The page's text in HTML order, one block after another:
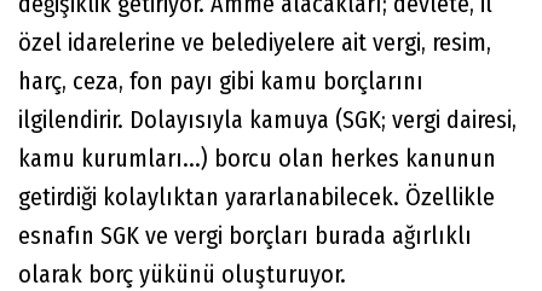
özel idarelerine ve belediyelere ait vergi, resim,
harç, ceza, fon payı gibi kamu borçlarını
ilgilendirir. Dolayısıyla kamuya (SGK; vergi dairesi,
kamu kurumları...) borcu olan herkes kanunun
getirdiği kolaylıktan yararlanabilecek. Özellikle
esnafın SGK ve vergi borçları burada ağırlıklı
olarak borç yükünü oluşturuyor.